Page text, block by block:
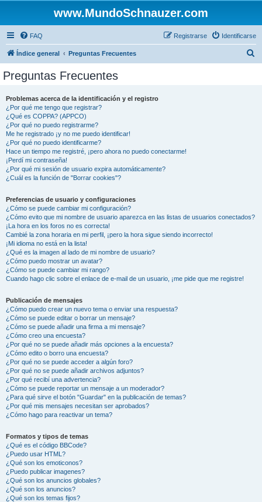
www.MundoSchnauzer.com
FAQ Identificarse
Registrarse
Índice general Preguntas Frecuentes
Preguntas Frecuentes
Problemas acerca de la identificación y el registro
¿Por qué me tengo que registrar?
¿Qué es COPPA? (APPCO)
¿Por qué no puedo registrarme?
Me he registrado ¡y no me puedo identificar!
¿Por qué no puedo identificarme?
Hace un tiempo me registré, ¡pero ahora no puedo conectarme!
¡Perdí mi contraseña!
¿Por qué mi sesión de usuario expira automáticamente?
¿Cuál es la función de "Borrar cookies"?
Preferencias de usuario y configuraciones
¿Cómo se puede cambiar mi configuración?
¿Cómo evito que mi nombre de usuario aparezca en las listas de usuarios conectados?
¡La hora en los foros no es correcta!
Cambié la zona horaria en mi perfil, ¡pero la hora sigue siendo incorrecto!
¡Mi idioma no está en la lista!
¿Qué es la imagen al lado de mi nombre de usuario?
¿Cómo puedo mostrar un avatar?
¿Cómo se puede cambiar mi rango?
Cuando hago clic sobre el enlace de e-mail de un usuario, ¡me pide que me registre!
Publicación de mensajes
¿Cómo puedo crear un nuevo tema o enviar una respuesta?
¿Cómo se puede editar o borrar un mensaje?
¿Cómo se puede añadir una firma a mi mensaje?
¿Cómo creo una encuesta?
¿Por qué no se puede añadir más opciones a la encuesta?
¿Cómo edito o borro una encuesta?
¿Por qué no se puede acceder a algún foro?
¿Por qué no se puede añadir archivos adjuntos?
¿Por qué recibí una advertencia?
¿Cómo se puede reportar un mensaje a un moderador?
¿Para qué sirve el botón "Guardar" en la publicación de temas?
¿Por qué mis mensajes necesitan ser aprobados?
¿Cómo hago para reactivar un tema?
Formatos y tipos de temas
¿Qué es el código BBCode?
¿Puedo usar HTML?
¿Qué son los emoticonos?
¿Puedo publicar imagenes?
¿Qué son los anuncios globales?
¿Qué son los anuncios?
¿Qué son los temas fijos?